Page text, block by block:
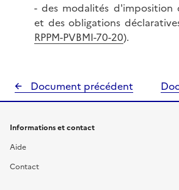
- des modalités d'imposition
et des obligations
RPPM-PVBMI-70-20).
Document précédent
Informations et contact
Aide
Contact